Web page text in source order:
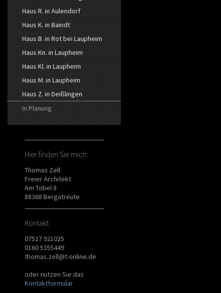
Haus R. in Aulendorf
Haus K. in Baindt
Haus B. in Rot bei Laupheim
Haus Kn. in Laupheim
Haus Kl. in Laupheim
Haus M. in Laupheim
Haus Z. in Deißlingen
In Planung
Hier finden Sie mich:
Thomas Zell
Freier Architekt
Am Tobel 8
88368 Bergatreute
Kontakt:
07527 921025
0160 5355449
thomas.zell@t-online.de
oder nutzen Sie das
Kontaktformular